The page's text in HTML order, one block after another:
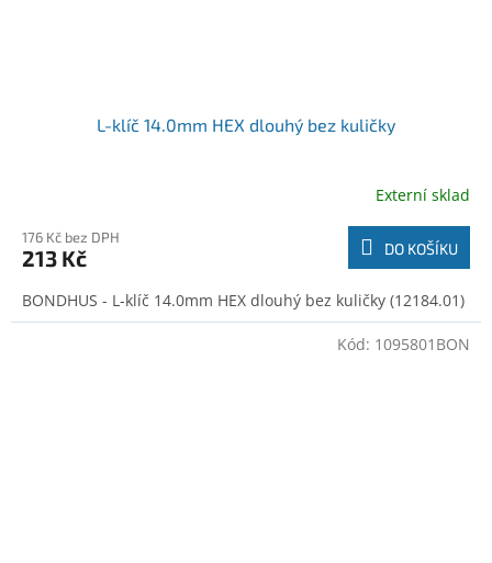
L-klíč 14.0mm HEX dlouhý bez kuličky
Externí sklad
176 Kč bez DPH
213 Kč DO KOŠÍKU
BONDHUS - L-klíč 14.0mm HEX dlouhý bez kuličky (12184.01)
Kód: 1095801BON